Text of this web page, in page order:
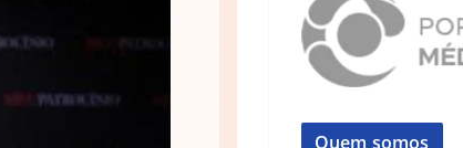
Quem somos